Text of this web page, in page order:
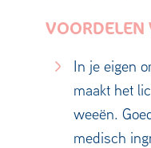
VOORDELEN
In je eigen
maakt het
weeën.
medisch